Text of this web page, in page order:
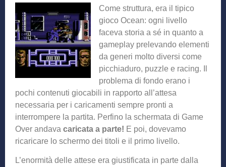
Come struttura, era il tipico
gioco Ocean: ogni livello
faceva storia a sé in quanto a
gameplay prelevando elementi
da generi molto diversi come
picchiaduro, puzzle e racing. Il
problema di fondo erano i
pochi contenuti giocabili in rapporto all’attesa
necessaria per i caricamenti sempre pronti a
interrompere la partita. Perfino la schermata di Game
Over andava caricata a parte! E poi, dovevamo
ricaricare lo schermo dei titoli e il primo livello.
L’enormità delle attese era giustificata in parte dalla